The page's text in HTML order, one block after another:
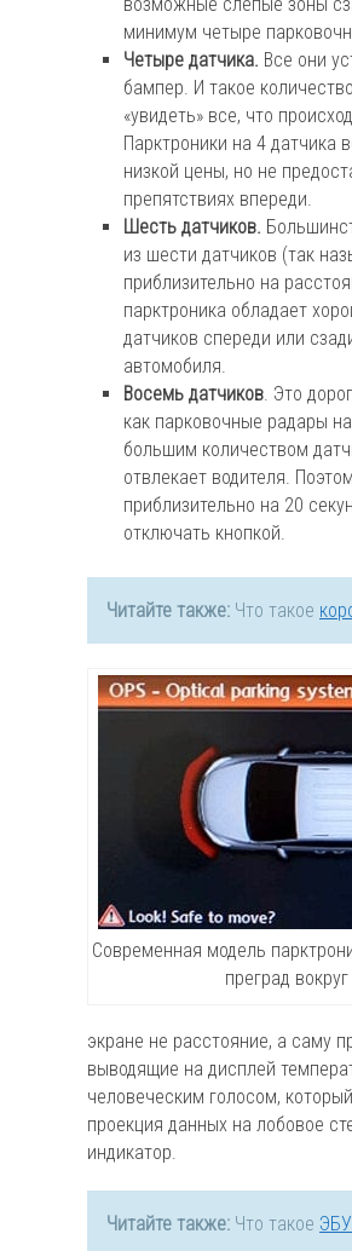
минимум четыре
Четыре датчика. Все они
бампер. И такое
«увидеть» все, что
Парктроники на 4 датчика
низкой цены, но не
препятствиях впереди.
Шесть датчиков.
из шести датчиков (так
приблизительно на
парктроника обладает
датчиков спереди или
автомобиля.
Восемь датчиков. Это
как парковочные радары
большим количеством
отвлекает водителя.
приблизительно на 20
отключать кнопкой.
Читайте также: Что такое
Современная модель
преград
экране не расстояние, а саму
выводящие на дисплей
человеческим голосом,
проекция данных на лобовое
индикатор.
Читайте также: Что такое